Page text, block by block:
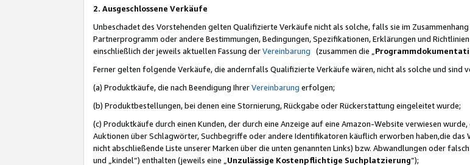
2. Ausgeschlossene Verkäufe
Unbeschadet des Vorstehenden gelten Qualifizierte Verkäufe nicht als solche, falls sie im
Partnerprogramm oder andere Bestimmungen, Bedingungen, Spezifikationen, Erklärungen und
einschließlich der jeweils aktuellen Fassung derVereinbarung (zusammen die „
Ferner gelten folgende Verkäufe, die andernfalls Qualifizierte Verkäufe wären, nicht als solche und sind
(a) Produktkäufe, die nach Beendigung IhrerVereinbarung erfolgen;
(b) Produktbestellungen, bei denen eine Stornierung, Rückgabe oder Rückerstattung eingeleitet wurde;
(c) Produktkäufe durch einen Kunden, der durch eine Anzeige auf eine Amazon-Website verwiesen
Auktionen über Schlagwörter, Suchbegriffe oder andere Identifikatoren käuflich erworben haben,die das
nicht abschließende Liste unserer Marken über die unten genannten Links) bzw. Abwandlungen oder
und „kindel“) enthalten (jeweils eine „ Unzulässige Kostenpflichtige Suchplatzierung”);